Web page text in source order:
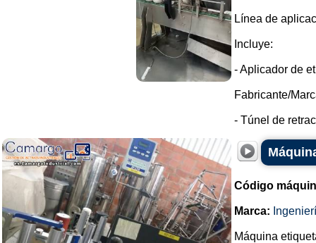
Línea de
Incluye:
- Aplicador de
Fabricante/
- Túnel de
Código
Marca:
Máquina